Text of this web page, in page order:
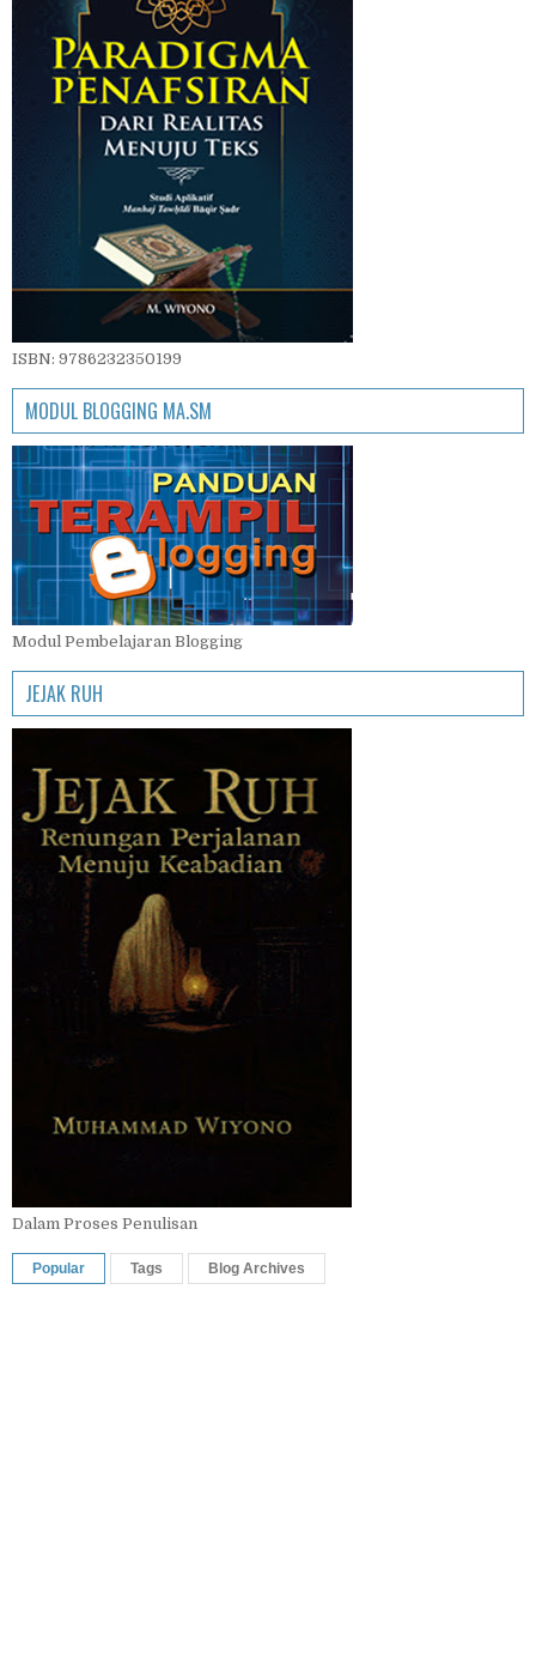
ISBN: 9786232350199
MODUL BLOGGING MA.SM
Modul Pembelajaran Blogging
JEJAK RUH
Dalam Proses Penulisan
Popular Tags Blog Archives